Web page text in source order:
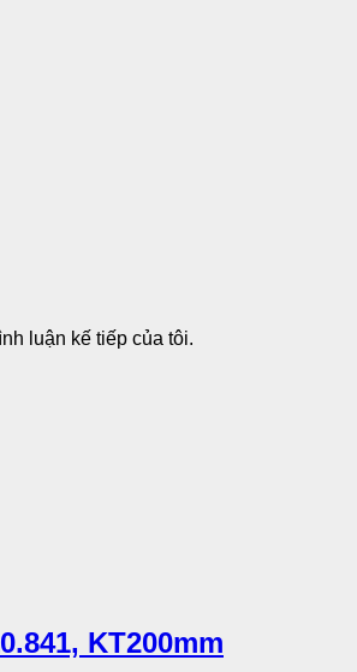
luận kế tiếp của tôi.
KT200mm